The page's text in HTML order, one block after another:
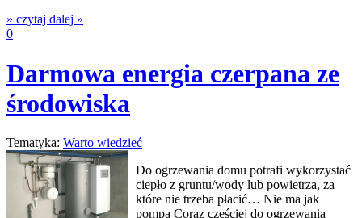
» czytaj dalej »
0
Darmowa energia czerpana ze
środowiska
Tematyka: Warto wiedzieć
Do ogrzewania domu potrafi wykorzystać
ciepło z gruntu/wody lub powietrza, za
które nie trzeba płacić… Nie ma jak
pompa Coraz częściej do ogrzewania